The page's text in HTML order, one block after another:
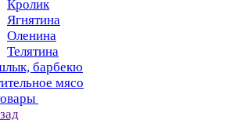
Кролик
Ягнятина
Оленина
Телятина
барбекю
мясо